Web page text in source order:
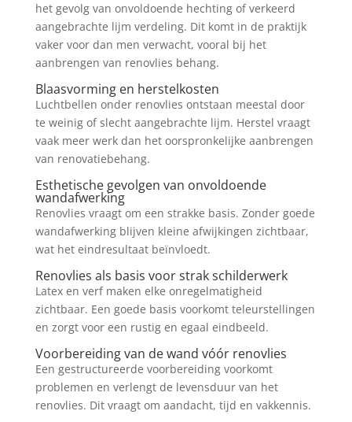
het gevolg van onvoldoende hechting of verkeerd
aangebrachte lijm verdeling. Dit komt in de praktijk
vaker voor dan men verwacht, vooral bij het
aanbrengen van renovlies behang.
Blaasvorming en herstelkosten
Luchtbellen onder renovlies ontstaan meestal door
te weinig of slecht aangebrachte lijm. Herstel vraagt
vaak meer werk dan het oorspronkelijke aanbrengen
van renovatiebehang.
Esthetische gevolgen van onvoldoende
wandafwerking
Renovlies vraagt om een strakke basis. Zonder goede
wandafwerking blijven kleine afwijkingen zichtbaar,
wat het eindresultaat beïnvloedt.
Renovlies als basis voor strak schilderwerk
Latex en verf maken elke onregelmatigheid
zichtbaar. Een goede basis voorkomt teleurstellingen
en zorgt voor een rustig en egaal eindbeeld.
Voorbereiding van de wand vóór renovlies
Een gestructureerde voorbereiding voorkomt
problemen en verlengt de levensduur van het
renovlies. Dit vraagt om aandacht, tijd en vakkennis.